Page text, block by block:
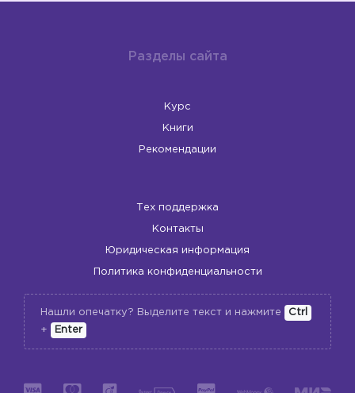
Разделы сайта
Курс
Книги
Рекомендации
Тех поддержка
Контакты
Юридическая информация
Политика конфиденциальности
Нашли опечатку? Выделите текст и нажмите
Ctrl
+
Enter